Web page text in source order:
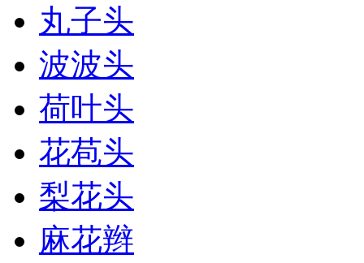
丸子头
波波头
荷叶头
花苞头
梨花头
麻花辫